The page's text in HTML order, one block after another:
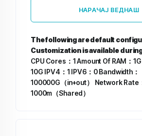
НАРАЧАЈ ВЕДНАШ
The following are default
Customization is available
CPU Cores：1Amount Of RAM：1G
10G IPV4：1 IPV6：0Bandwidth：
100000G（in+out）
Network Rate
1000m（Shared）